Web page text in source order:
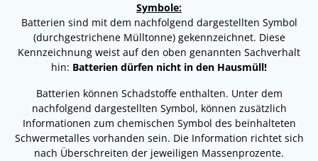
Symbole:
Batterien sind mit dem nachfolgend dargestellten Symbol
(durchgestrichene Mülltonne) gekennzeichnet. Diese
Kennzeichnung weist auf den oben genannten Sachverhalt
hin: Batterien dürfen nicht in den Hausmüll!
Batterien können Schadstoffe enthalten. Unter dem
nachfolgend dargestellten Symbol, können zusätzlich
Informationen zum chemischen Symbol des beinhalteten
Schwermetalles vorhanden sein. Die Information richtet sich
nach Überschreiten der jeweiligen Massenprozente.